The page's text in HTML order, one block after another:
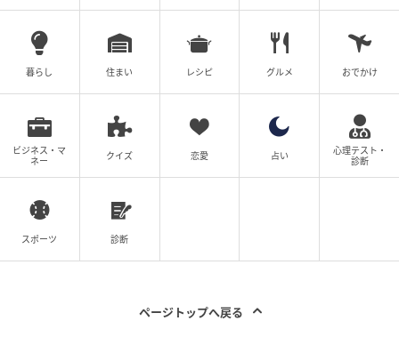
暮らし 住まい レシピ グルメ おでかけ
ビジネス・マ
ネー
クイズ 恋愛 占い
心理テスト・
診断
スポーツ 診断
ページトップへ戻る